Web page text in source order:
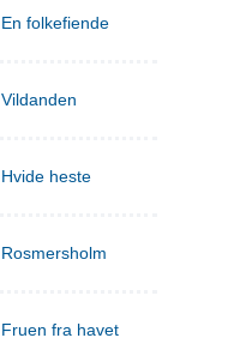
En folkefiende
Vildanden
Hvide heste
Rosmersholm
Fruen fra havet